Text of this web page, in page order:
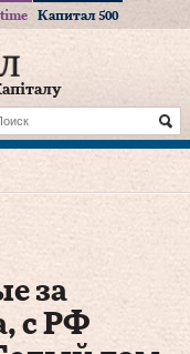
Капитал 500
за
с РФ